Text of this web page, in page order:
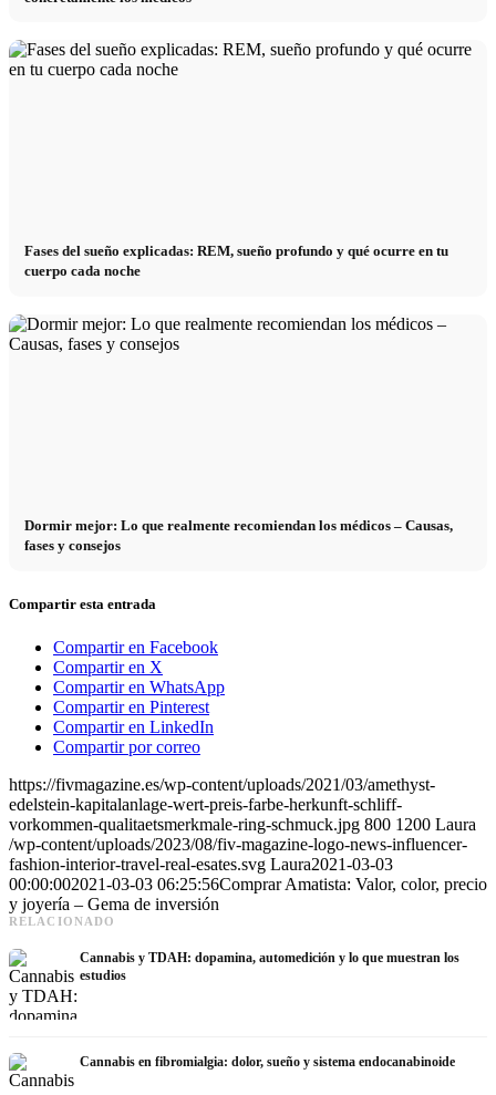
Fases del sueño explicadas: REM, sueño profundo y qué ocurre en tu
cuerpo cada noche
Dormir mejor: Lo que realmente recomiendan los médicos – Causas,
fases y consejos
Compartir esta entrada
Compartir en Facebook
Compartir en X
Compartir en WhatsApp
Compartir en Pinterest
Compartir en LinkedIn
Compartir por correo
https://fivmagazine.es/wp-content/uploads/2021/03/amethyst-
edelstein-kapitalanlage-wert-preis-farbe-herkunft-schliff-
vorkommen-qualitaetsmerkmale-ring-schmuck.jpg 800 1200 Laura
/wp-content/uploads/2023/08/fiv-magazine-logo-news-influencer-
fashion-interior-travel-real-esates.svg Laura2021-03-03
00:00:002021-03-03 06:25:56Comprar Amatista: Valor, color, precio
y joyería – Gema de inversión
RELACIONADO
Cannabis y TDAH: dopamina, automedición y lo que muestran los
estudios
Cannabis en fibromialgia: dolor, sueño y sistema endocanabinoide